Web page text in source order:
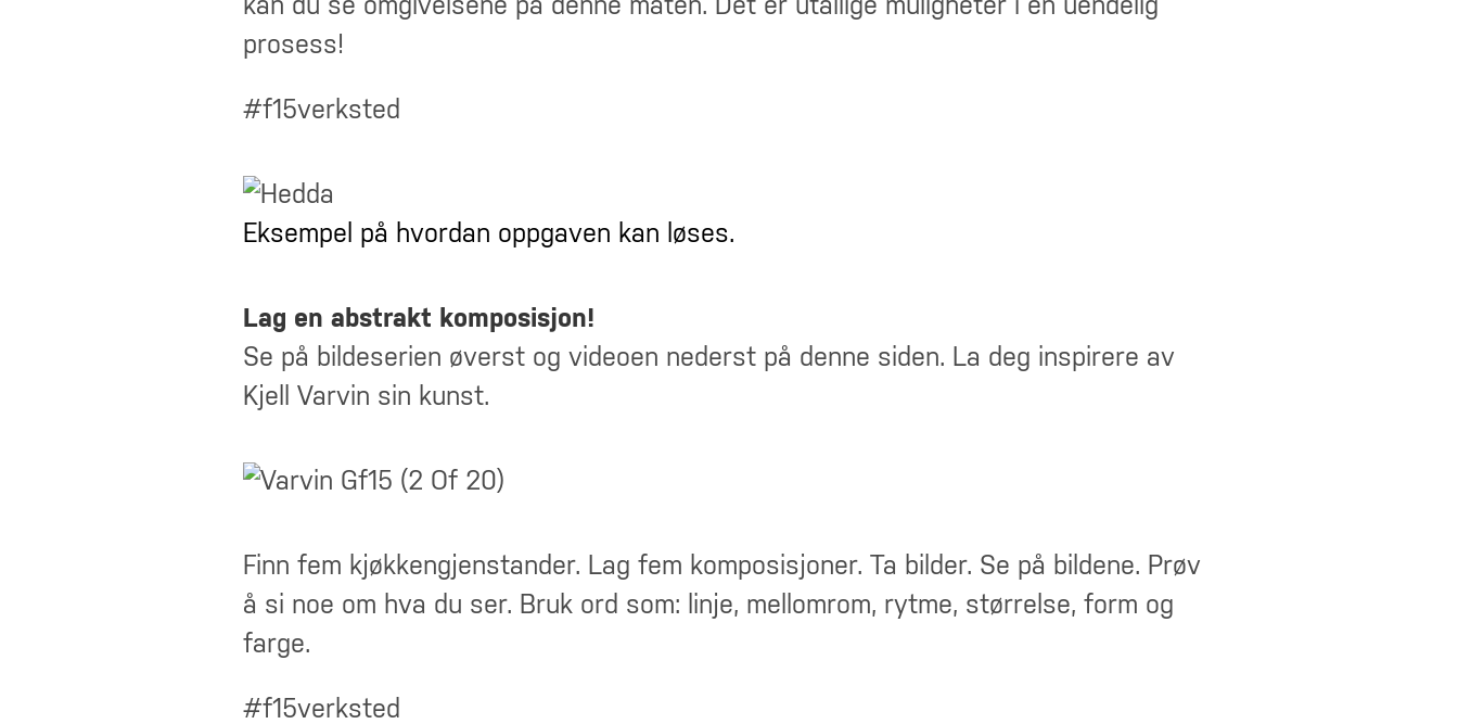
kan du se omgivelsene på denne måten. Det er utallige muligheter i en uendelig
prosess!
#f15verksted
Eksempel på hvordan oppgaven kan løses.
Lag en abstrakt komposisjon!
Se på bildeserien øverst og videoen nederst på denne siden. La deg inspirere av
Kjell Varvin sin kunst.
Finn fem kjøkkengjenstander. Lag fem komposisjoner. Ta bilder. Se på bildene. Prøv
å si noe om hva du ser. Bruk ord som: linje, mellomrom, rytme, størrelse, form og
farge.
#f15verksted